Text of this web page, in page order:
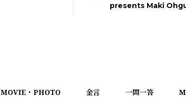
presents Maki
MOVIE・PHOTO 金言 一問一答